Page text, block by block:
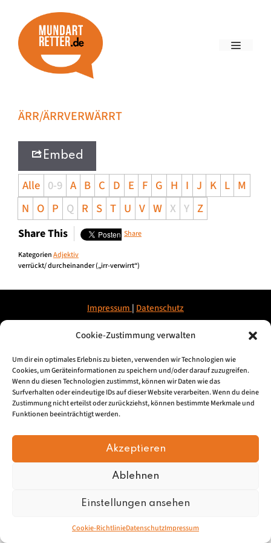
Cookie-Zustimmung verwalten
Um dir ein optimales Erlebnis zu bieten, verwenden wir Technologien wie
Cookies, um Geräteinformationen zu speichern und/oder darauf zuzugreifen.
Wenn du diesen Technologien zustimmst, können wir Daten wie das
Surfverhalten oder eindeutige IDs auf dieser Website verarbeiten. Wenn du deine
Zustimmung nicht erteilst oder zurückziehst, können bestimmte Merkmale und
Funktionen beeinträchtigt werden.
Akzeptieren
Ablehnen
Einstellungen ansehen
Cookie-RichtlinieDatenschutzImpressum
ÄRR/ÄRRVERWÄRRT
Embed
Alle 0-9 A B C D E F G H I J K L M
N O P Q R S T U V W X Y Z
Share This Share
KategorienAdjektiv
verrückt/ durcheinander („irr-verwirrt“)
Impressum | Datenschutz
© 2026, Mundartretter.de